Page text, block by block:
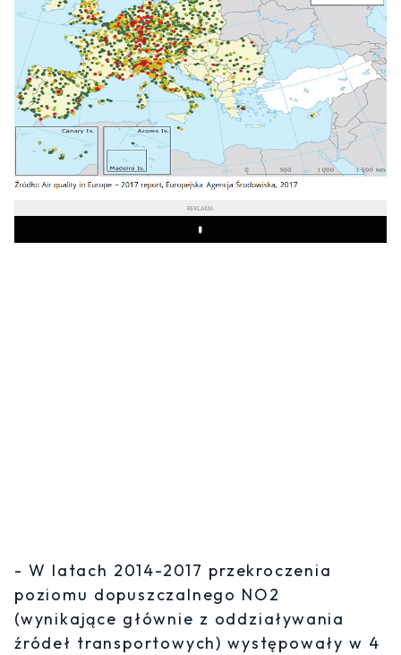
REKLAMA
Play
- W latach 2014-2017 przekroczenia
poziomu dopuszczalnego NO2
(wynikające głównie z oddziaływania
źródeł transportowych) występowały w 4